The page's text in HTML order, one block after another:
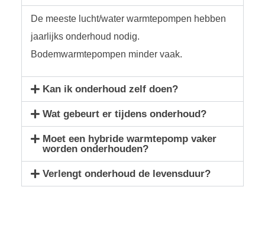
De meeste lucht/water warmtepompen hebben
jaarlijks onderhoud nodig.
Bodemwarmtepompen minder vaak.
Kan ik onderhoud zelf doen?
Wat gebeurt er tijdens onderhoud?
Moet een hybride warmtepomp vaker
worden onderhouden?
Verlengt onderhoud de levensduur?